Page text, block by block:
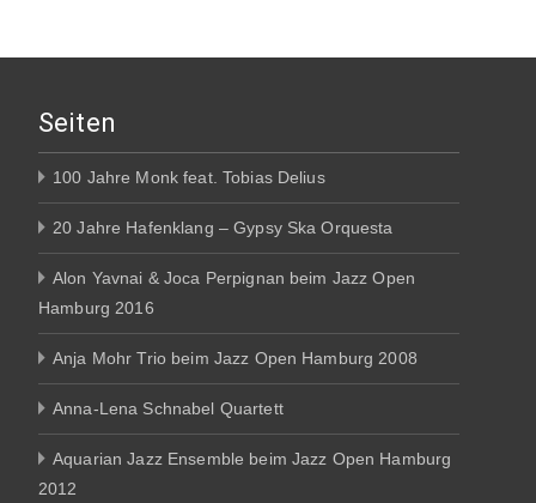
Seiten
100 Jahre Monk feat. Tobias Delius
20 Jahre Hafenklang – Gypsy Ska Orquesta
Alon Yavnai & Joca Perpignan beim Jazz Open
Hamburg 2016
Anja Mohr Trio beim Jazz Open Hamburg 2008
Anna-Lena Schnabel Quartett
Aquarian Jazz Ensemble beim Jazz Open Hamburg
2012